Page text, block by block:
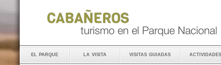
el parque la visita visitas guiadas actividades